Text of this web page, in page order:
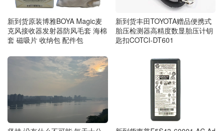
新到货原装博雅BOYA Magic麦
克风接收器发射器防风毛套 海棉
套 磁吸片 收纳包 配件包
新到货丰田TOYOTA赠品便携式
胎压检测器高精度数显胎压计钥
匙扣COTCI-DT601